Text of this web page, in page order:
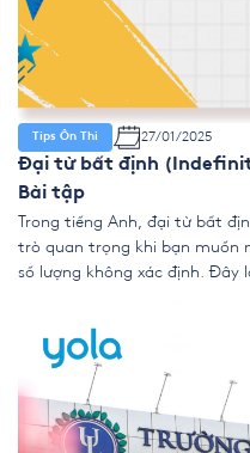
Tips Ôn Thi 27/01/2025
Đại từ bất định
Bài tập
Trong tiếng Anh, đại từ bất
trò quan trọng khi bạn muốn
số lượng không xác định. Đây